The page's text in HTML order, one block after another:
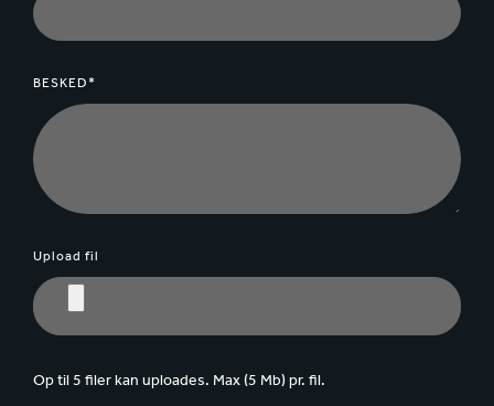
BESKED*
Upload fil
Op til 5 filer kan uploades. Max (5 Mb) pr. fil.